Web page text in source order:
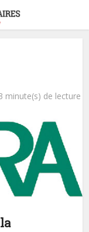
minute(s) de lecture